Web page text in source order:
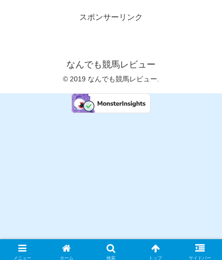
スポンサーリンク
なんでも競馬レビュー
© 2019 なんでも競馬レビュー.
メニュー ホーム 検索 トップ サイドバー